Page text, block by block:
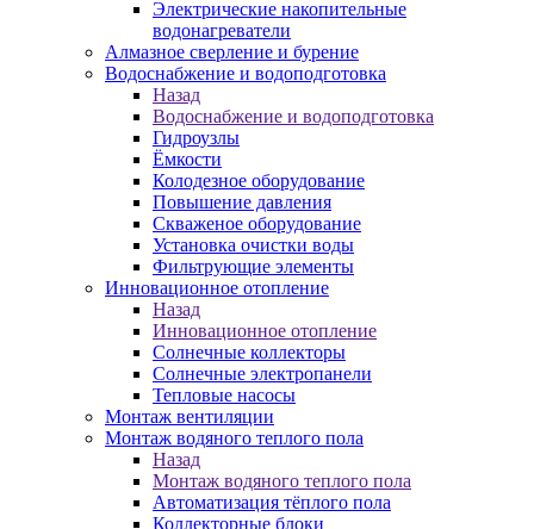
Электрические накопительные
водонагреватели
Алмазное сверление и бурение
Водоснабжение и водоподготовка
Назад
Водоснабжение и водоподготовка
Гидроузлы
Ёмкости
Колодезное оборудование
Повышение давления
Скваженое оборудование
Установка очистки воды
Фильтрующие элементы
Инновационное отопление
Назад
Инновационное отопление
Солнечные коллекторы
Солнечные электропанели
Тепловые насосы
Монтаж вентиляции
Монтаж водяного теплого пола
Назад
Монтаж водяного теплого пола
Автоматизация тёплого пола
Коллекторные блоки